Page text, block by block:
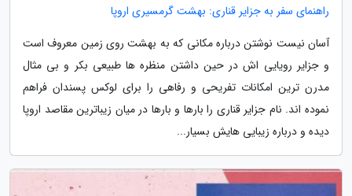
راهنمای سفر به جزایر قناری: بهشت گرمسیری اروپا
آسان نیست نوشتن درباره مکانی که به بهشت روی زمین معروف است
و جزایر رویایی اش در حین داشتن منظره ها طبیعی بکر و بی مثال
مدرن ترین امکانات تفریحی و رفاهی را برای لوکس پسندان فراهم
نموده اند. نام جزایر قناری را بارها و بارها در میان زیباترین مقاصد اروپا
دیده و درباره زیبایی هایش بسیار...